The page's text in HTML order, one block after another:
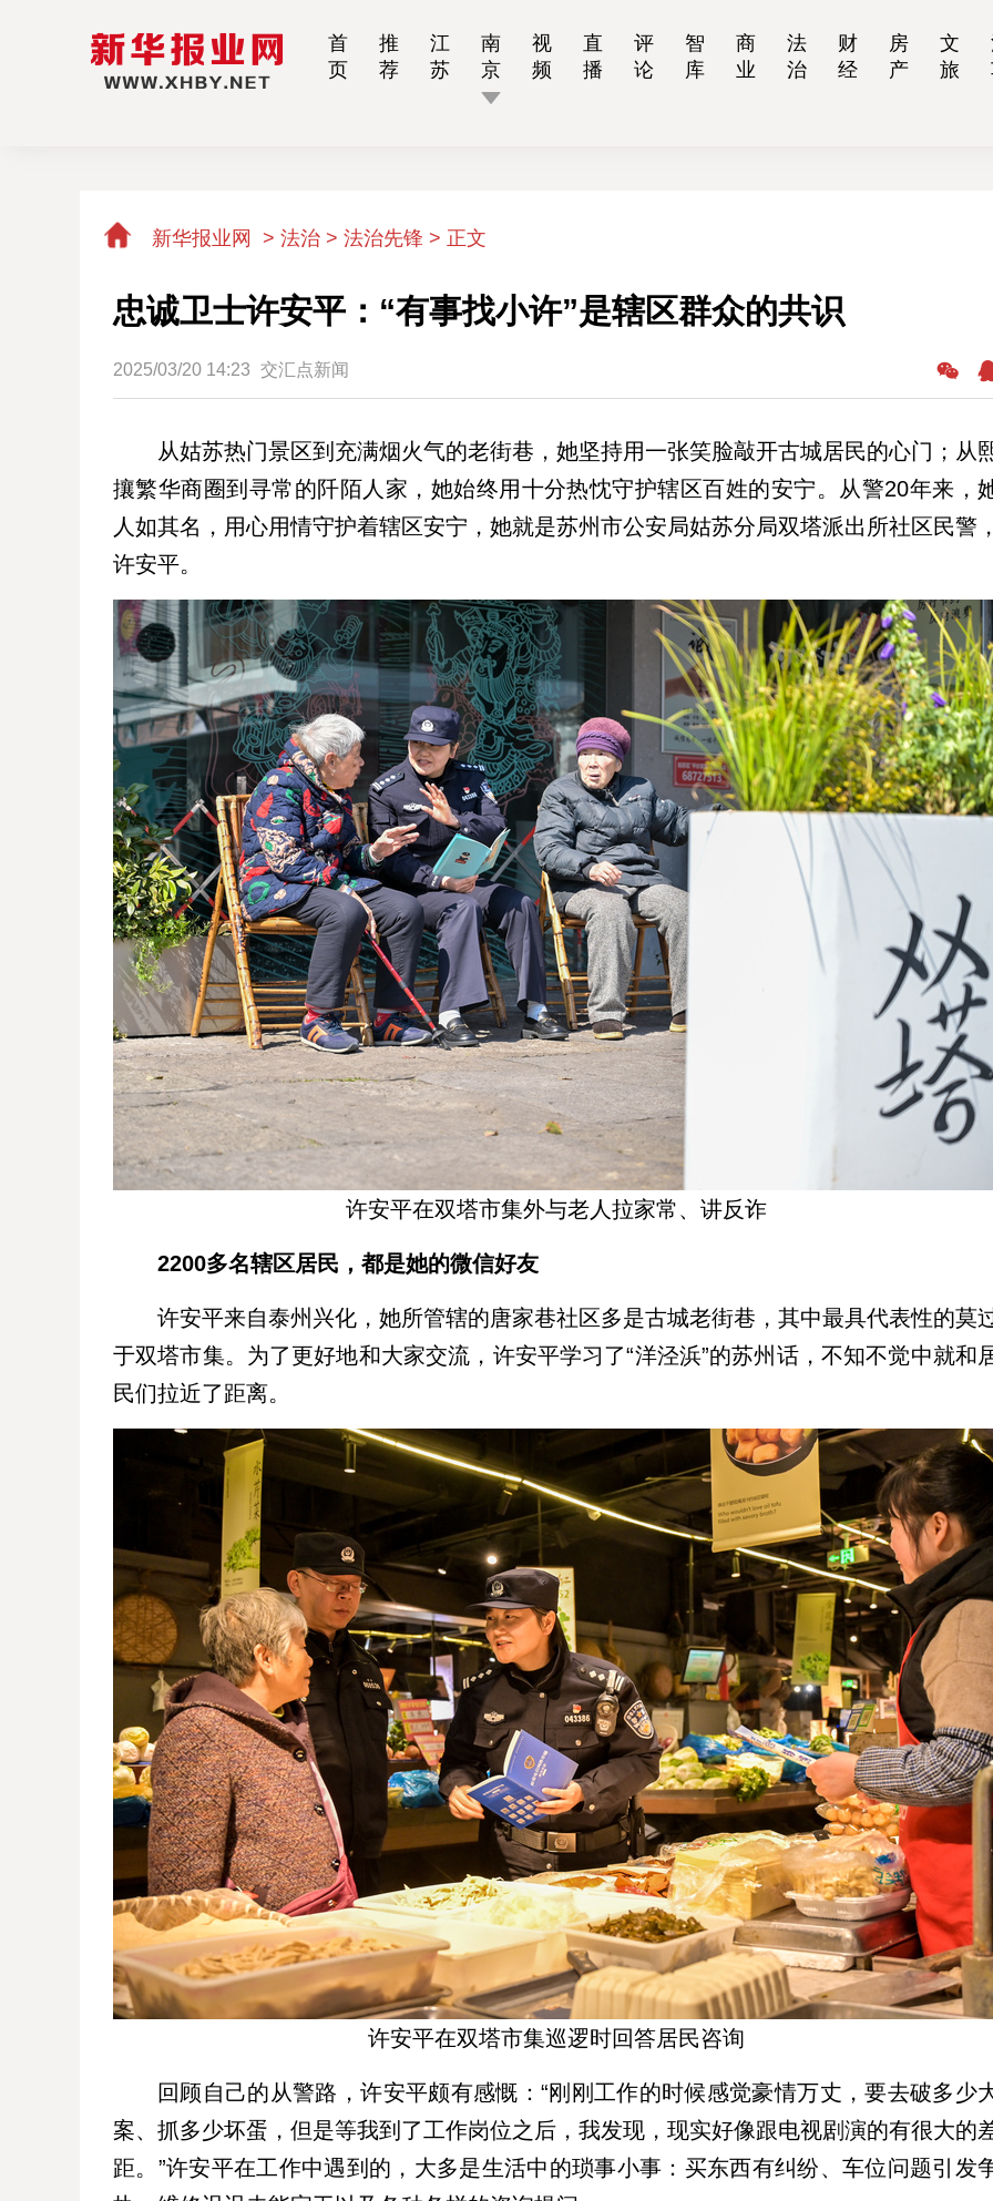
首
页
推
荐
江
苏
南
京
视
频
直
播
评
论
智
库
商
业
法
治
财
经
房
产
文
旅
新华报业网 > 法治 > 法治先锋 > 正文
忠诚卫士许安平：“有事找小许”是辖区群众的共识
2025/03/20 14:23 交汇点新闻
从姑苏热门景区到充满烟火气的老街巷，她坚持用一张笑脸敲开古城居民的心门；从
攘繁华商圈到寻常的阡陌人家，她始终用十分热忱守护辖区百姓的安宁。从警20年来，
人如其名，用心用情守护着辖区安宁，她就是苏州市公安局姑苏分局双塔派出所社区民警
许安平。
许安平在双塔市集外与老人拉家常、讲反诈
2200多名辖区居民，都是她的微信好友
许安平来自泰州兴化，她所管辖的唐家巷社区多是古城老街巷，其中最具代表性的莫
于双塔市集。为了更好地和大家交流，许安平学习了“洋泾浜”的苏州话，不知不觉中就和
民们拉近了距离。
许安平在双塔市集巡逻时回答居民咨询
回顾自己的从警路，许安平颇有感慨：“刚刚工作的时候感觉豪情万丈，要去破多少
案、抓多少坏蛋，但是等我到了工作岗位之后，我发现，现实好像跟电视剧演的有很大的
距。”许安平在工作中遇到的，大多是生活中的琐事小事：买东西有纠纷、车位问题引发